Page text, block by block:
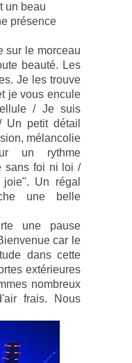
un beau
présence
sur le morceau
beauté. Les
Je les trouve
je vous encule
/ Je suis
petit détail
mélancolie
un rythme
sans foi ni loi /
Un régal
une belle
une pause
car le
dans cette
extérieures
nombreux
frais. Nous